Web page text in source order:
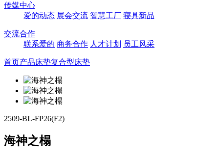
传媒中心
爱的动态 展会交流 智慧工厂 寝具新品
交流合作
联系爱的 商务合作 人才计划 员工风采
首页产品床垫复合型床垫
2509-BL-FP26(F2)
海神之榻